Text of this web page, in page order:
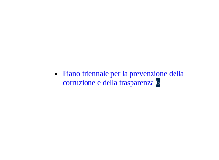
Piano triennale per la prevenzione della
corruzione e della trasparenza 6